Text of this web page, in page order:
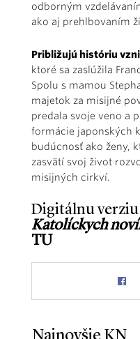
odborným
ako aj prehlbovaním
Približujú históriu
ktoré sa zaslúžila
Spolu s mamou
majetok za misijné
predala svoje veno a
formácie japonských
budúcnosť ako ženy,
zasvätí svoj život
misijných cirkví.
Digitálnu verziu
Katolíckych
TU